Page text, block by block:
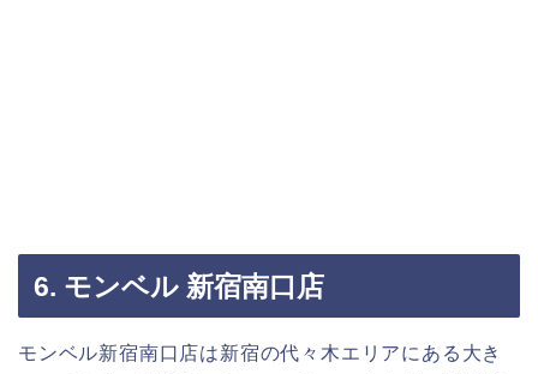
6. モンベル 新宿南口店
モンベル新宿南口店は新宿の代々木エリアにある大き